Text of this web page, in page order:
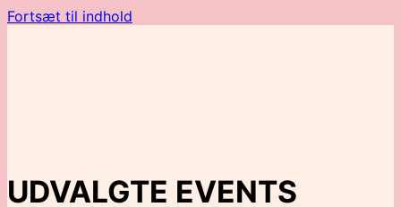
Fortsæt til indhold
UDVALGTE EVENTS